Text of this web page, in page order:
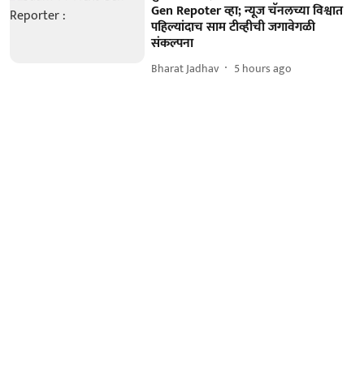
Gen Repoter व्हा; न्यूज चॅनलच्या विश्वात
पहिल्यांदाच साम टीव्हीची जगावेगळी
संकल्पना
Bharat Jadhav 5 hours ago